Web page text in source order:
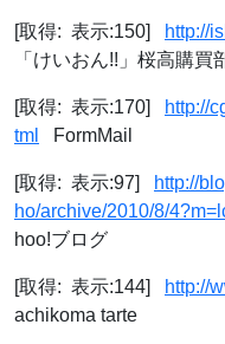
[取得: 表示:150]
http://
「けいおん!!」桜高購買
[取得: 表示:170]
http://
tml
FormMail
[取得: 表示:97]
http://
ho/archive/2010/8/
hoo!ブログ
[取得: 表示:144] http://
achikoma tarte